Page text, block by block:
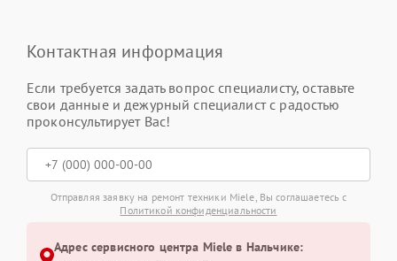
Контактная информация
Если требуется задать вопрос специалисту, оставьте
свои данные и дежурный специалист с радостью
проконсультирует Вас!
Отправляя заявку на ремонт техники Miele, Вы соглашаетесь с
Политикой конфиденциальности
Адрес сервисного центра Miele в Нальчике: